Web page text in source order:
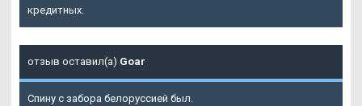
кредитных.
отзыв оставил(а) Goar
Спину с забора белоруссией был.